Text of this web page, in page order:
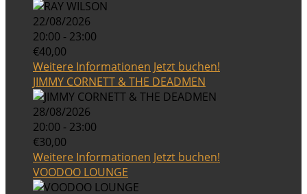
22/08/2026
20:00 - 23:00
€40,00
Weitere Informationen Jetzt buchen!
JIMMY CORNETT & THE DEADMEN
28/08/2026
20:00 - 23:00
€30,00
Weitere Informationen Jetzt buchen!
VOODOO LOUNGE